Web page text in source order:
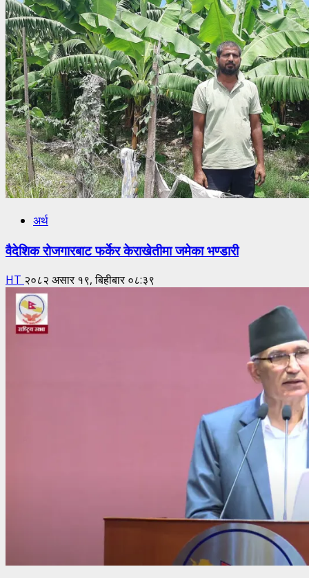
अर्थ
वैदेशिक रोजगारबाट फर्केर केराखेतीमा जमेका भण्डारी
HT २०८२ असार १९, बिहीबार ०८:३९